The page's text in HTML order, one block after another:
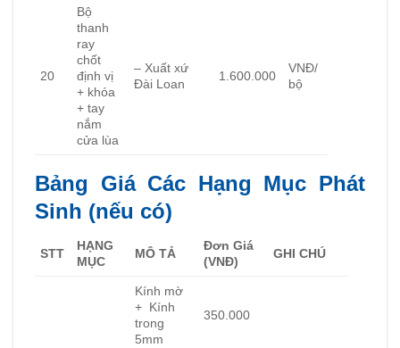
20
Bộ
thanh
ray
chốt
định vị
+ khóa
+ tay
nắm
cửa lùa
– Xuất xứ
Đài Loan
1.600.000
VNĐ/
bộ
Bảng Giá Các Hạng Mục Phát
Sinh (nếu có)
STT
HẠNG
MỤC
MÔ TẢ
Đơn Giá
(VNĐ)
GHI CHÚ
Kính mờ
+ Kính
trong
5mm
350.000